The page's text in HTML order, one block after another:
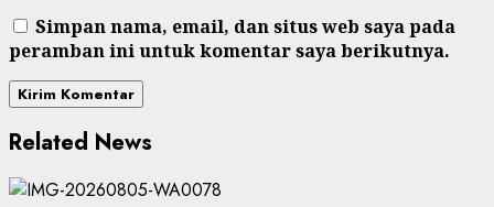
Simpan nama, email, dan situs web saya pada
peramban ini untuk komentar saya berikutnya.
Related News